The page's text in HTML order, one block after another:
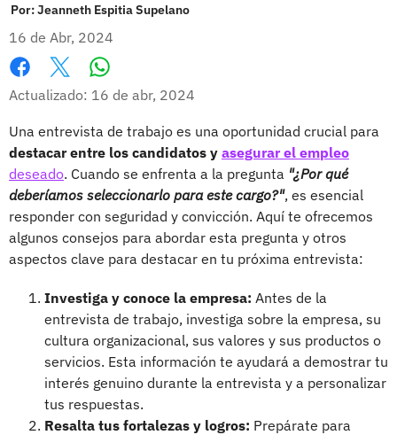
Por:Jeanneth Espitia Supelano
16 de Abr, 2024
Facebook
X
Actualizado: 16 de abr, 2024
Una entrevista de trabajo es una oportunidad crucial para
destacar entre los candidatos y asegurar el empleo
deseado. Cuando se enfrenta a la pregunta "¿Por qué
deberíamos seleccionarlo para este cargo?", es esencial
responder con seguridad y convicción. Aquí te ofrecemos
algunos consejos para abordar esta pregunta y otros
aspectos clave para destacar en tu próxima entrevista:
Investiga y conoce la empresa: Antes de la
entrevista de trabajo, investiga sobre la empresa, su
cultura organizacional, sus valores y sus productos o
servicios. Esta información te ayudará a demostrar tu
interés genuino durante la entrevista y a personalizar
tus respuestas.
Resalta tus fortalezas y logros: Prepárate para